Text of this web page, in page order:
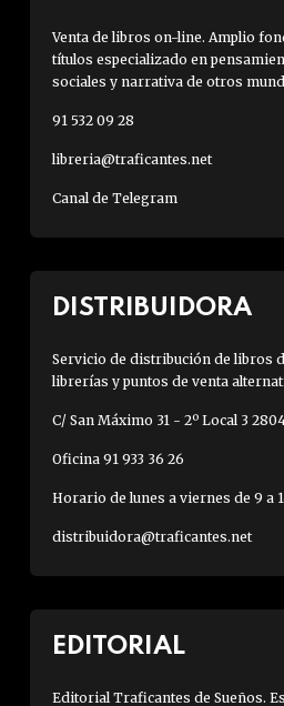
Venta de libros on-line. Amplio
títulos especializado en
sociales y narrativa de otros
91 532 09 28
libreria@traficantes.net
Canal de Telegram
DISTRIBUIDORA
Servicio de distribución de libros
librerías y puntos de venta
C/ San Máximo 31 - 2º Local 3
Oficina 91 933 36 26
Horario de lunes a viernes de 9 a
distribuidora@traficantes.net
EDITORIAL
Editorial Traficantes de Sueños.